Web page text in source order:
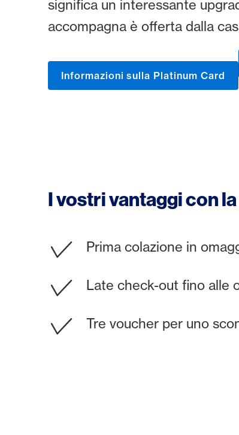
significa un interessante
accompagna è offerta dalla
Informazioni sulla Platinum Card
I vostri vantaggi con
Prima colazione in
Late check-out fino alle
Tre voucher per uno